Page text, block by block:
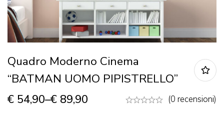
Quadro Moderno Cinema
“BATMAN UOMO PIPISTRELLO”
€ 54,90–€ 89,90
(0 recensioni)